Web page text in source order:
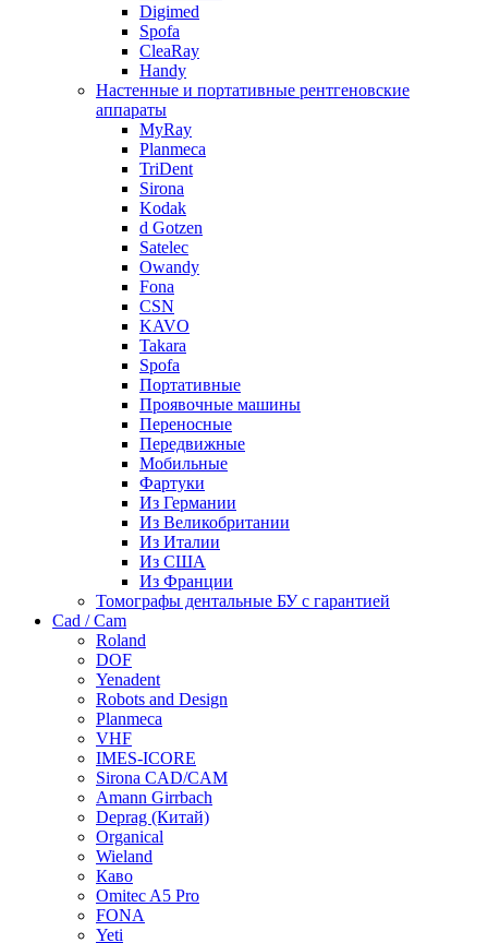
Digimed
Spofa
CleaRay
Handy
Настенные и портативные рентгеновские
аппараты
MyRay
Planmeca
TriDent
Sirona
Kodak
d Gotzen
Satelec
Owandy
Fona
CSN
KAVO
Takara
Spofa
Портативные
Проявочные машины
Переносные
Передвижные
Мобильные
Фартуки
Из Германии
Из Великобритании
Из Италии
Из США
Из Франции
Томографы дентальные БУ с гарантией
Cad / Cam
Roland
DOF
Yenadent
Robots and Design
Planmeca
VHF
IMES-ICORE
Sirona CAD/CAM
Amann Girrbach
Deprag (Китай)
Organical
Wieland
Каво
Omitec A5 Pro
FONA
Yeti